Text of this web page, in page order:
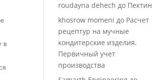
в
roudayna dehech до Пектин
khosrow momeni до Расчет
рецептур на мучные
кондитерские изделия.
Первичный учет
производства